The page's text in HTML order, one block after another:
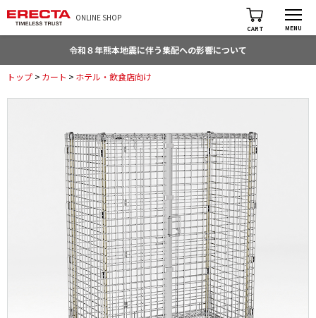
ONLINE SHOP
CART MENU
令和８年熊本地震に伴う集配への影響について
トップ > カート > ホテル・飲食店向け